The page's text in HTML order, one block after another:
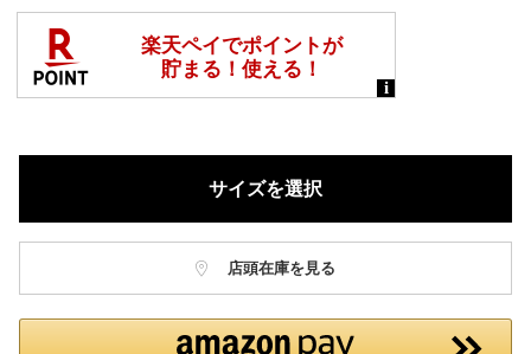
サイズを選択
店頭在庫を見る